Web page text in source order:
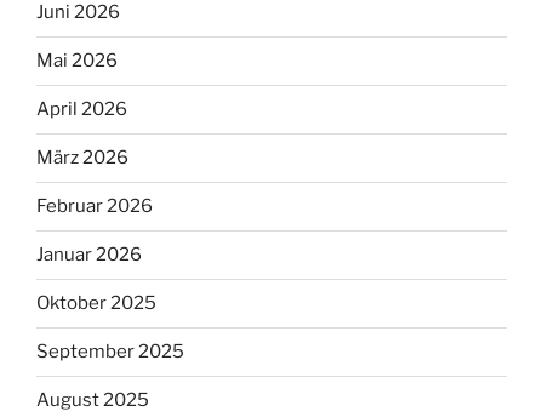
Juni 2026
Mai 2026
April 2026
März 2026
Februar 2026
Januar 2026
Oktober 2025
September 2025
August 2025